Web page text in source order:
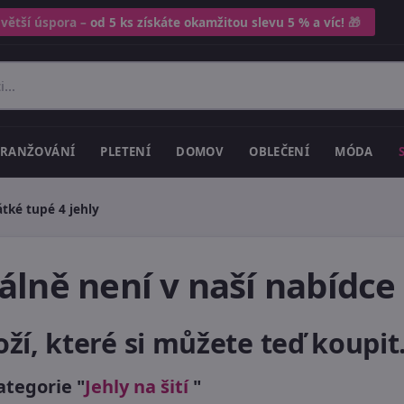
úspora – od 5 ks získáte okamžitou slevu 5 % a víc! 🎁
PLETENÍ DOMOV OBLEČENÍ MÓDA
tupé 4 jehly
není v naší nabídce
které si můžete teď
"Jehly na šití"